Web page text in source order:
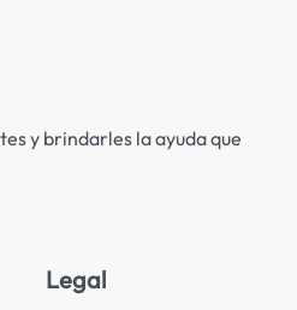
y brindarles la ayuda que
Legal